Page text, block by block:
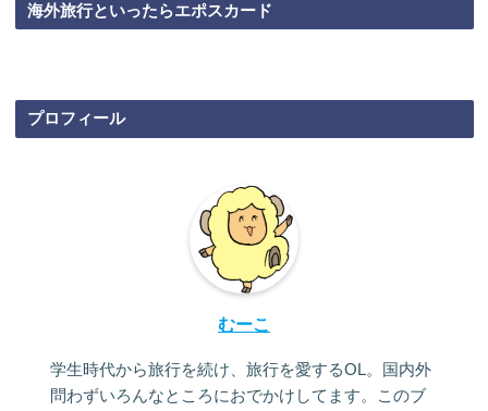
海外旅行といったらエポスカード
プロフィール
むーこ
学生時代から旅行を続け、旅行を愛するOL。国内外
問わずいろんなところにおでかけしてます。このブ